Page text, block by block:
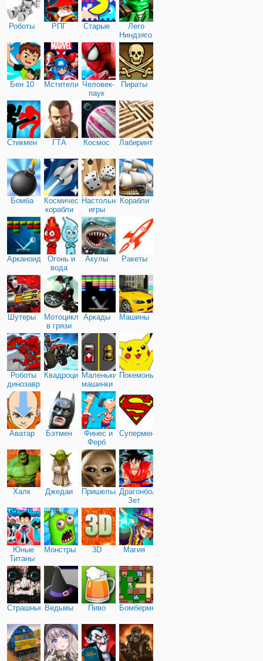
Роботы РПГ Старые
Лего
Ниндзяго
Бен 10 Мстители Человек-
паук
Пираты
Стикмен ГТА Космос Лабиринты
Бомба
Космические
корабли
Настольные
игры
Корабли
Арканоид
Огонь и
вода
Акулы Ракеты
Шутеры
Мотоциклы
в грязи
Аркады Машины
Роботы
динозавры
КвадроциклыМаленькие
машинки
Покемоны
Аватар Бэтмен
Финес и
Ферб
Супермен
Халк Джедаи ПришельцыДрагонболл
Зет
Юные
Титаны
Монстры 3D Магия
Страшные Ведьмы Пиво Бомбермен